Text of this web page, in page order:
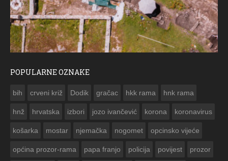
POPULARNE OZNAKE
bih crveni križ Dodik gračac hkk rama hnk rama
hnž hrvatska izbori jozo ivančević korona koronavirus
košarka mostar njemačka nogomet opcinsko vijeće
općina prozor-rama papa franjo policija povijest prozor